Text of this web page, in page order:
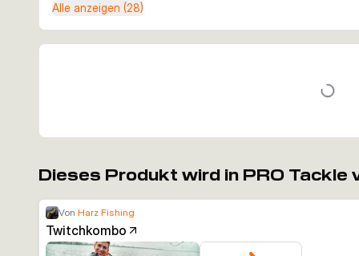
Alle anzeigen (28)
Dieses Produkt wird in PRO Tackle
Von Harz Fishing
Twitchkombo